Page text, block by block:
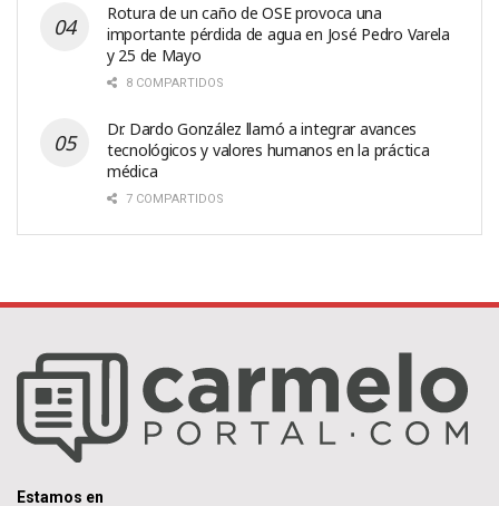
Rotura de un caño de OSE provoca una
importante pérdida de agua en José Pedro Varela
y 25 de Mayo
8 COMPARTIDOS
Dr. Dardo González llamó a integrar avances
tecnológicos y valores humanos en la práctica
médica
7 COMPARTIDOS
Estamos en